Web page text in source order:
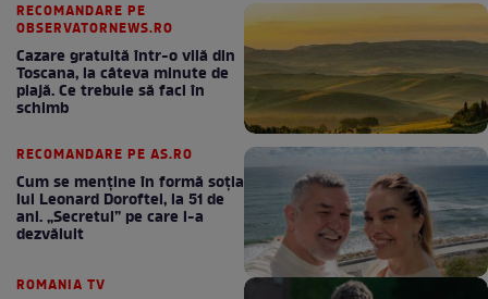
RECOMANDARE PE
OBSERVATORNEWS.RO
Cazare gratuită într-o vilă din
Toscana, la câteva minute de
plajă. Ce trebuie să faci în
schimb
RECOMANDARE PE AS.RO
Cum se menţine în formă soţia
lui Leonard Doroftei, la 51 de
ani. „Secretul” pe care l-a
dezvăluit
ROMANIA TV